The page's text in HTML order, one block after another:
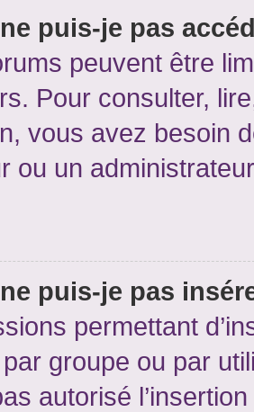
puis-je pas
peuvent être
Pour consulter,
vous avez besoin
ou un
puis-je pas
permettant
groupe ou par
autorisé